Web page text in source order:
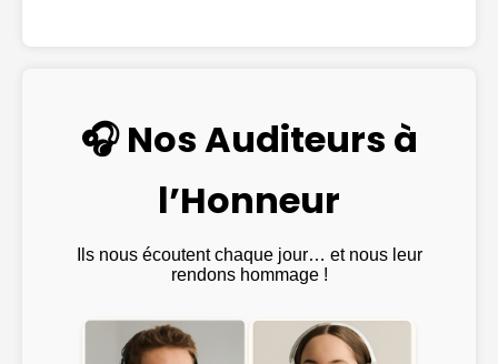
🎧 Nos Auditeurs à
l’Honneur
Ils nous écoutent chaque jour… et nous leur
rendons hommage !